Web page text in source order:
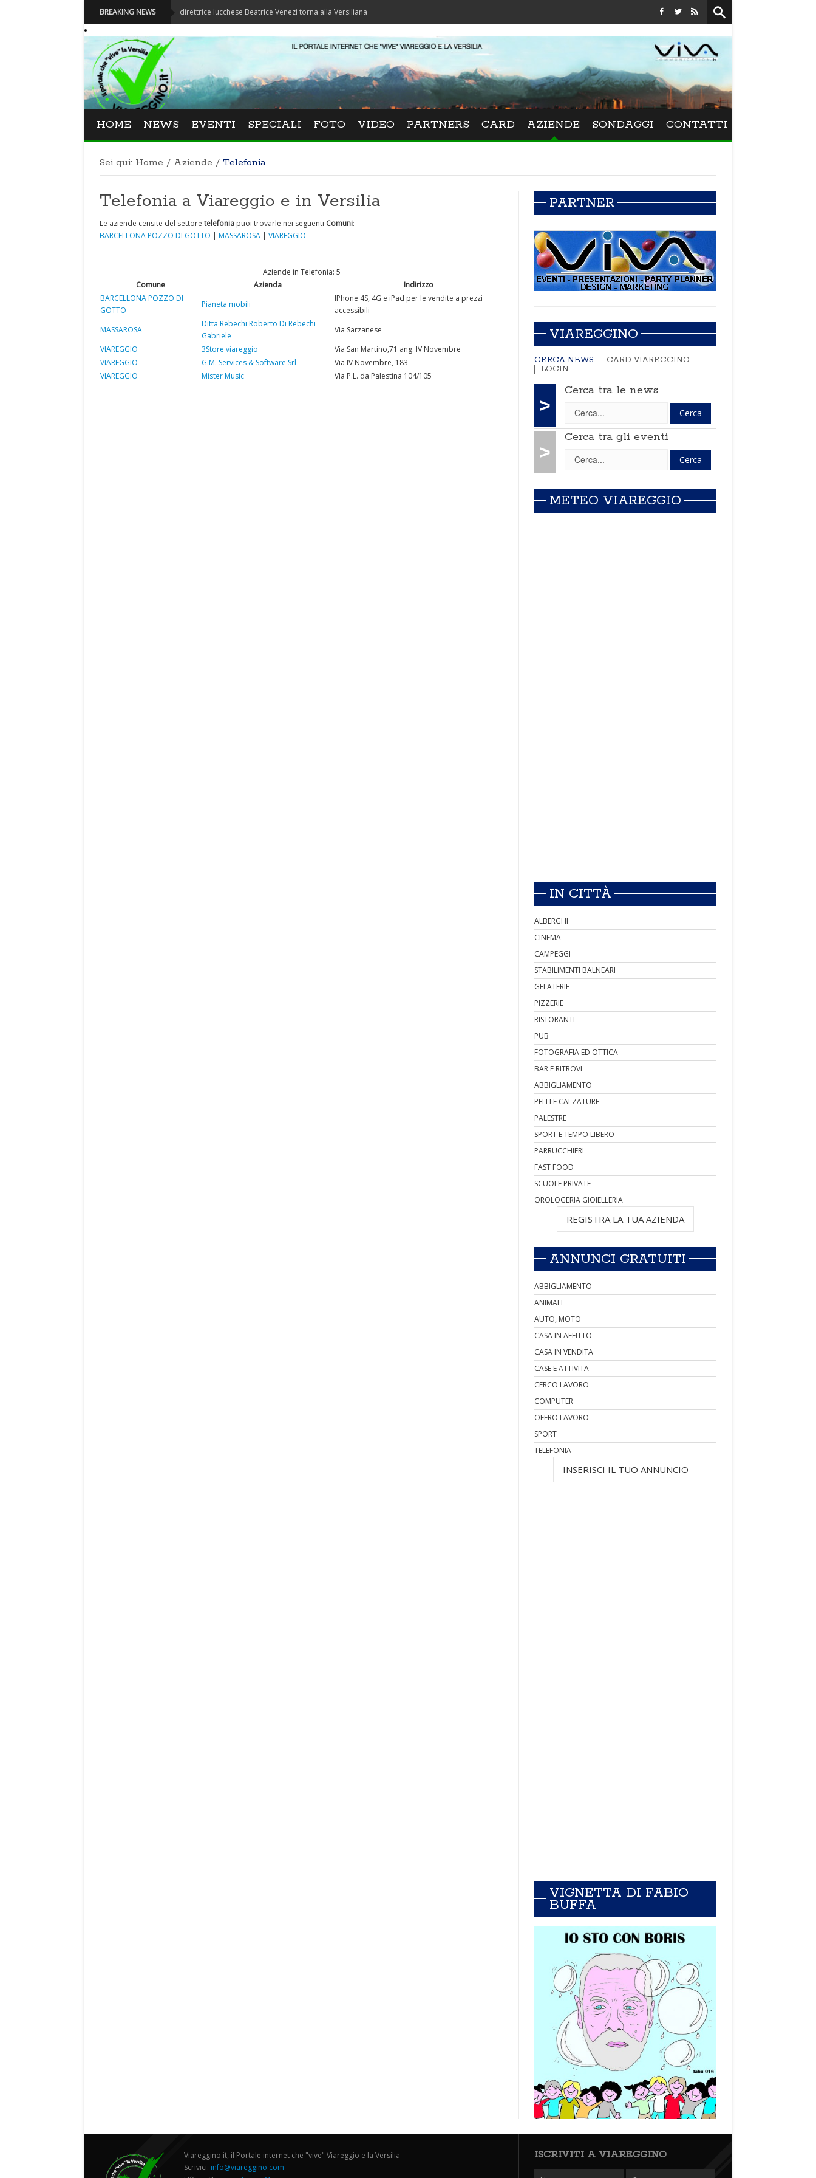
BREAKING NEWS
Festival La Versiliana - La direttrice lucchese Beatrice Venezi torna alla Versiliana Festival La Versiliana - Maurizio Schweizer
HOME NEWS EVENTI SPECIALI FOTO VIDEO PARTNERS CARD AZIENDE SONDAGGI CONTATTI
Sei qui: Home / Aziende / Telefonia
Telefonia a Viareggio e in Versilia
Le aziende censite del settore telefonia puoi trovarle nei seguenti Comuni:
BARCELLONA POZZO DI GOTTO | MASSAROSA | VIAREGGIO
Aziende in Telefonia: 5
Comune
Azienda
Indirizzo
BARCELLONA POZZO DI
GOTTO
Pianeta mobili
IPhone 4S, 4G e iPad per le vendite a prezzi
accessibili
MASSAROSA
Ditta Rebechi Roberto Di Rebechi
Gabriele
Via Sarzanese
VIAREGGIO
3Store viareggio
Via San Martino,71 ang. IV Novembre
VIAREGGIO
G.M. Services & Software Srl
Via IV Novembre, 183
VIAREGGIO
Mister Music Via P.L. da Palestina 104/105
PARTNER
VIAREGGINO
CERCA NEWS
CARD VIAREGGINO
LOGIN
>
Cerca tra le news
>
Cerca tra gli eventi
METEO VIAREGGIO
IN CITTÀ
ALBERGHI
CINEMA
CAMPEGGI
STABILIMENTI BALNEARI
GELATERIE
PIZZERIE
RISTORANTI
PUB
FOTOGRAFIA ED OTTICA
BAR E RITROVI
ABBIGLIAMENTO
PELLI E CALZATURE
PALESTRE
SPORT E TEMPO LIBERO
PARRUCCHIERI
FAST FOOD
SCUOLE PRIVATE
OROLOGERIA GIOIELLERIA
REGISTRA LA TUA AZIENDA
ANNUNCI GRATUITI
ABBIGLIAMENTO
ANIMALI
AUTO, MOTO
CASA IN AFFITTO
CASA IN VENDITA
CASE E ATTIVITA'
CERCO LAVORO
COMPUTER
OFFRO LAVORO
SPORT
TELEFONIA
INSERISCI IL TUO ANNUNCIO
VIGNETTA DI FABIO
BUFFA
Viareggino.it, il Portale internet che "vive" Viareggio e la Versilia
Scrivici: info@viareggino.com
ISCRIVITI A VIAREGGINO